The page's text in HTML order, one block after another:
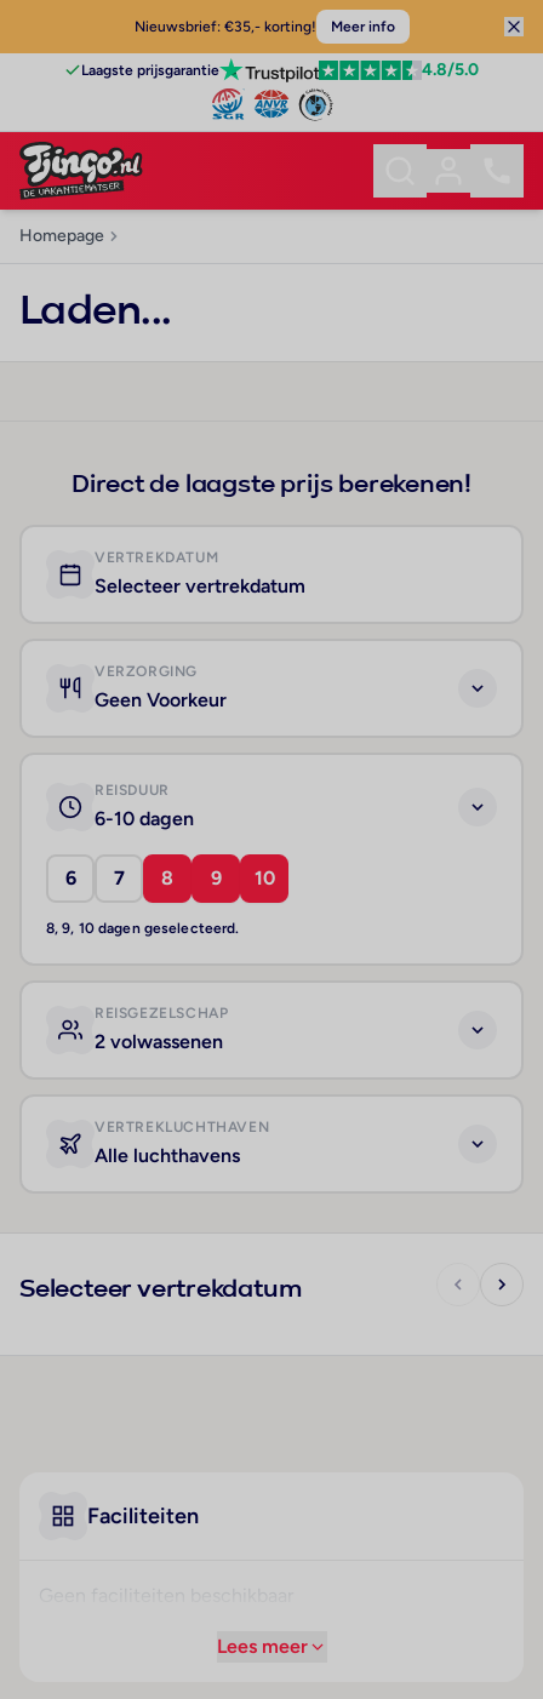
Nieuwsbrief: €35,- korting! Meer info
Laagste prijsgarantie 4.8/5.0
Homepage
Laden...
Direct de laagste prijs berekenen!
VERTREKDATUM
Selecteer vertrekdatum
VERZORGING
Geen Voorkeur
REISDUUR
6-10 dagen
6 7 8 9 10
8, 9, 10 dagen geselecteerd.
REISGEZELSCHAP
2 volwassenen
VERTREKLUCHTHAVEN
Alle luchthavens
Selecteer vertrekdatum
Faciliteiten
Lees meer